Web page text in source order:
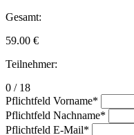
Gesamt:
59.00 €
Teilnehmer:
0 / 18
Pflichtfeld Vorname*
Pflichtfeld Nachname*
Pflichtfeld E-Mail*